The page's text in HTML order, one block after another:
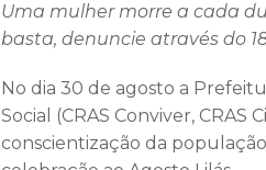
Uma mulher morre a cada
basta, denuncie através do
No dia 30 de agosto a
Social (CRAS Conviver, CRAS
conscientização da